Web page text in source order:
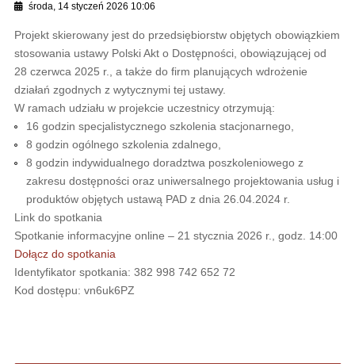
środa, 14 styczeń 2026 10:06
Projekt skierowany jest do przedsiębiorstw objętych obowiązkiem
stosowania ustawy Polski Akt o Dostępności, obowiązującej od
28 czerwca 2025 r., a także do firm planujących wdrożenie
działań zgodnych z wytycznymi tej ustawy.
W ramach udziału w projekcie uczestnicy otrzymują:
16 godzin specjalistycznego szkolenia stacjonarnego,
8 godzin ogólnego szkolenia zdalnego,
8 godzin indywidualnego doradztwa poszkoleniowego z
zakresu dostępności oraz uniwersalnego projektowania usług i
produktów objętych ustawą PAD z dnia 26.04.2024 r.
Link do spotkania
Spotkanie informacyjne online – 21 stycznia 2026 r., godz. 14:00
Dołącz do spotkania
Identyfikator spotkania: 382 998 742 652 72
Kod dostępu: vn6uk6PZ